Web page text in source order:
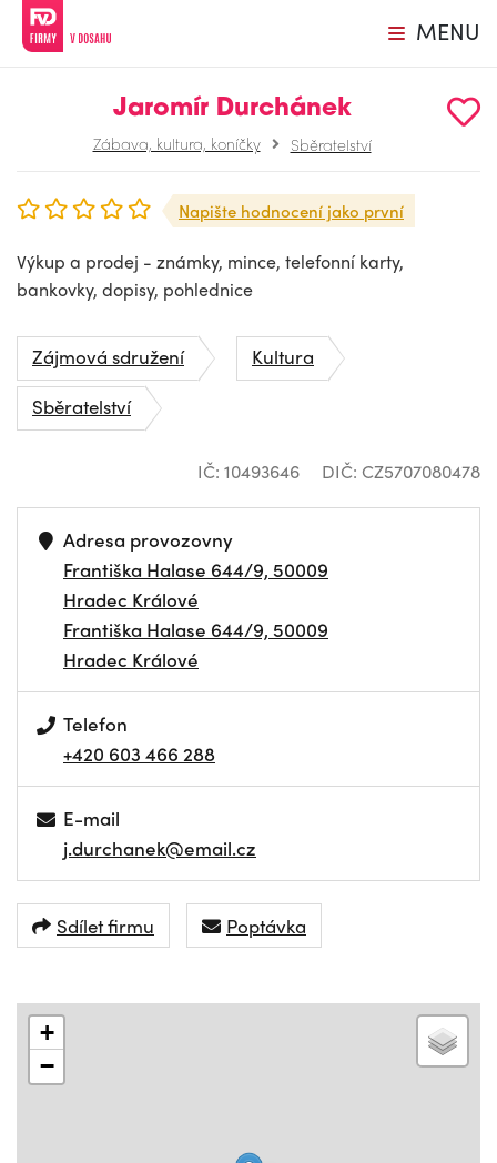
MENU
Jaromír Durchánek
Zábava, kultura, koníčky Sběratelství
Napište hodnocení jako první
Výkup a prodej - známky, mince, telefonní karty,
bankovky, dopisy, pohlednice
Zájmová sdružení
Kultura
Sběratelství
IČ: 10493646 DIČ: CZ5707080478
Adresa provozovny
Františka Halase 644/9, 50009
Hradec Králové
Františka Halase 644/9, 50009
Hradec Králové
Telefon
+420 603 466 288
E-mail
j.durchanek@email.cz
Sdílet firmu Poptávka
+
−